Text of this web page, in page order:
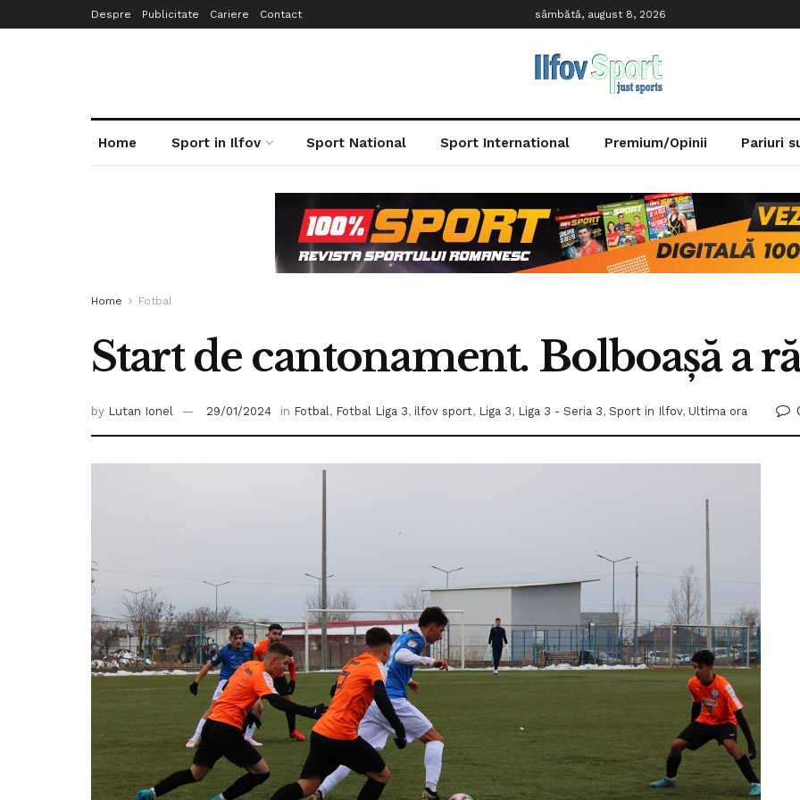
Despre Publicitate Cariere Contact sâmbătă, august 8, 2026
Home Sport in Ilfov Sport National Sport International Premium/Opinii Pariuri
Home Fotbal
Start de cantonament. Bolboașă a
by Lutan Ionel 29/01/2024 in Fotbal, Fotbal Liga 3, ilfov sport, Liga 3, Liga 3 - Seria 3, Sport in Ilfov, Ultima ora